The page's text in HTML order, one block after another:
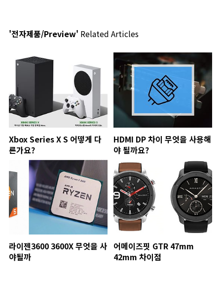
'전자제품/Preview' Related Articles
Xbox Series X S 어떻게 다
른가요?
HDMI DP 차이 무엇을 사용해
야 될까요?
라이젠3600 3600X 무엇을 사
야될까
어메이즈핏 GTR 47mm
42mm 차이점